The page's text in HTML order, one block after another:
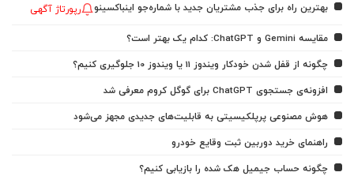
بهترین راه برای جذب مشتریان جدید با شماره‌جو اینباکسینو رپورتاژ آگهی
مقایسه Gemini و ChatGPT: کدام یک بهتر است؟
چگونه از قفل شدن خودکار ویندوز 11 یا ویندوز 10 جلوگیری کنیم؟
افزونه‌ی جستجوی ChatGPT برای گوگل کروم معرفی شد
هوش مصنوعی پرپلکیسیتی به قابلیت‌های جدیدی مجهز می‌شود
راهنمای خرید دوربین ثبت وقایع خودرو
چگونه حساب جیمیل هک شده را بازیابی کنیم؟